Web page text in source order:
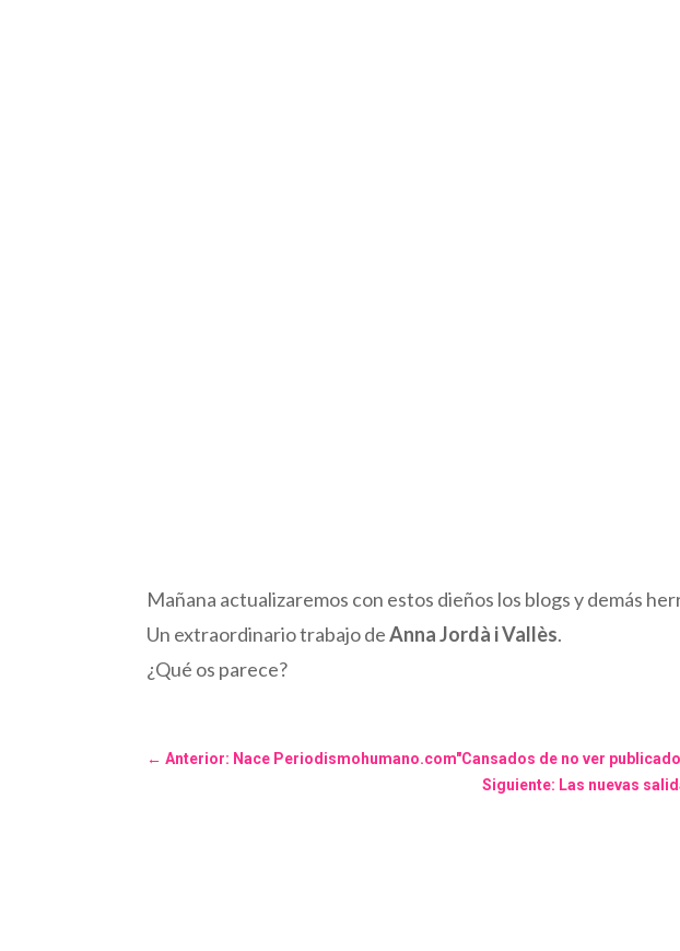
Mañana actualizaremos con estos dieños los blogs y demás
Un extraordinario trabajo deAnna Jordà i Vallès.
¿Qué os parece?
←Anterior: Nace Periodismohumano.com"Cansados de no ver
Siguiente: Las nuevas